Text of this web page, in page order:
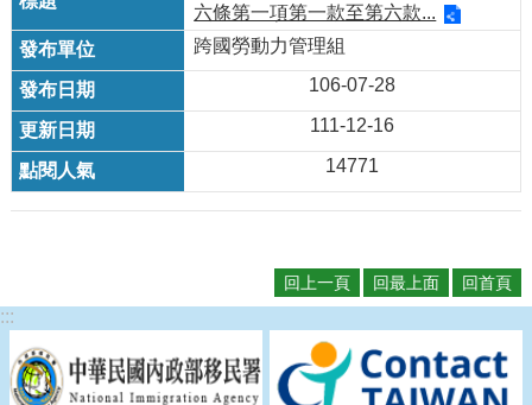
六條第一項第一款至第六款...
跨國勞動力管理組
106-07-28
111-12-16
14771
回上一頁 回最上面 回首頁
:::